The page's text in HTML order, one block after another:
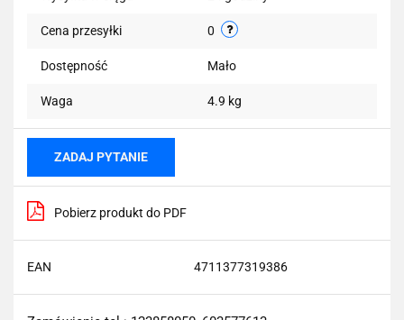
Cena przesyłki 0
Dostępność Mało
Waga 4.9 kg
ZADAJ PYTANIE
Pobierz produkt do PDF
EAN 4711377319386